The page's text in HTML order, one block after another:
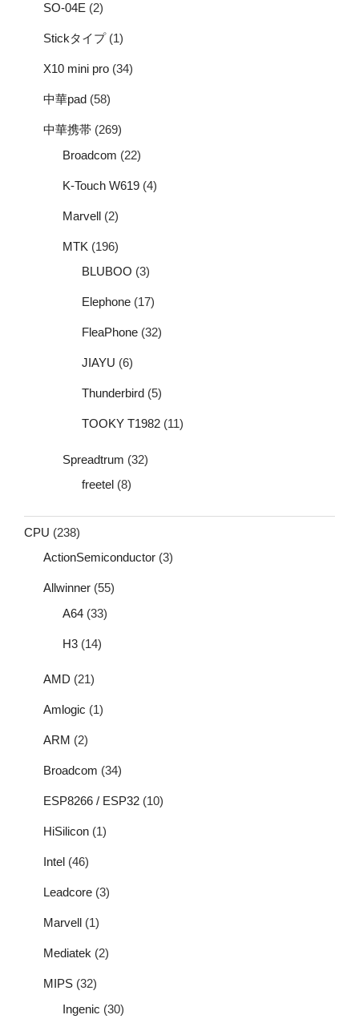
SO-04E (2)
Stickタイプ(1)
X10 mini pro (34)
中華pad (58)
中華携帯 (269)
Broadcom (22)
K-Touch W619 (4)
Marvell (2)
MTK (196)
BLUBOO (3)
Elephone (17)
FleaPhone (32)
JIAYU (6)
Thunderbird (5)
TOOKY T1982 (11)
Spreadtrum (32)
freetel (8)
CPU (238)
ActionSemiconductor (3)
Allwinner (55)
A64 (33)
H3 (14)
AMD (21)
Amlogic (1)
ARM (2)
Broadcom (34)
ESP8266 / ESP32 (10)
HiSilicon (1)
Intel (46)
Leadcore (3)
Marvell (1)
Mediatek (2)
MIPS (32)
Ingenic (30)